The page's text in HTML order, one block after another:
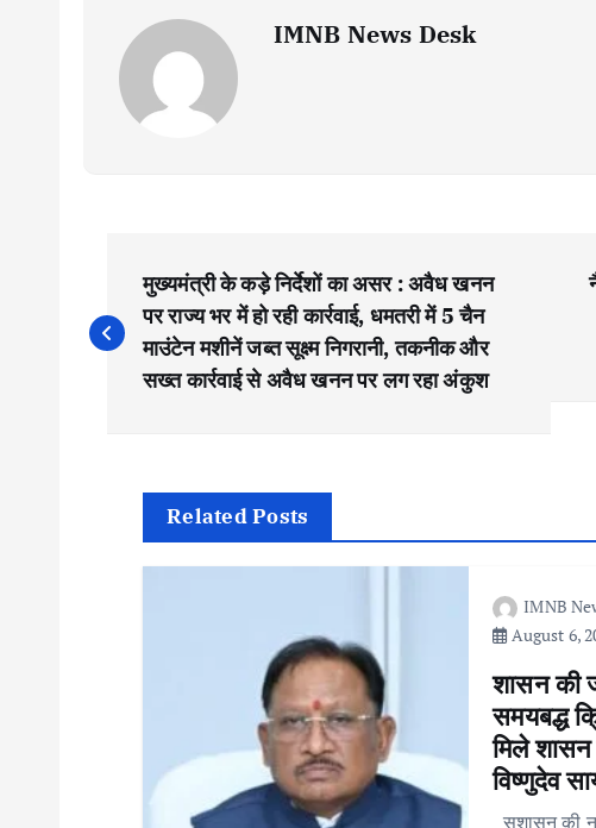
IMNB News Desk
o
मुख्यमंत्री के कड़े निर्देशों का असर : अवैध खनन
पर राज्य भर में हो रही कार्रवाई, धमतरी में 5 चैन
माउंटेन मशीनें जब्त सूक्ष्म निगरानी, तकनीक और
सख्त कार्रवाई से अवैध खनन पर लग रहा अंकुश
Related Posts
IMNB
August 6,
शासन की
समयबद्ध
मिले
विष्णुदेव
सुशासन की